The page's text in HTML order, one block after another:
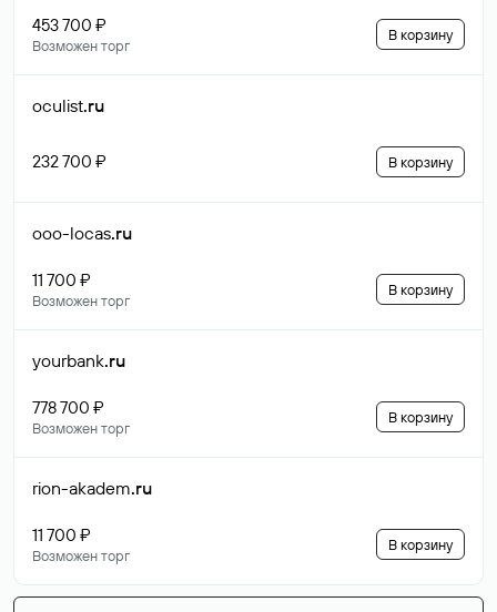
453 700 ₽
Возможен торг
В корзину
oculist.ru
232 700 ₽ В корзину
ooo-locas.ru
11 700 ₽
Возможен торг
В корзину
yourbank.ru
778 700 ₽
Возможен торг
В корзину
rion-akadem.ru
11 700 ₽
Возможен торг
В корзину